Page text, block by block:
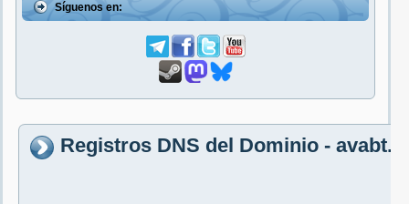
Síguenos en:
Registros DNS del Dominio -